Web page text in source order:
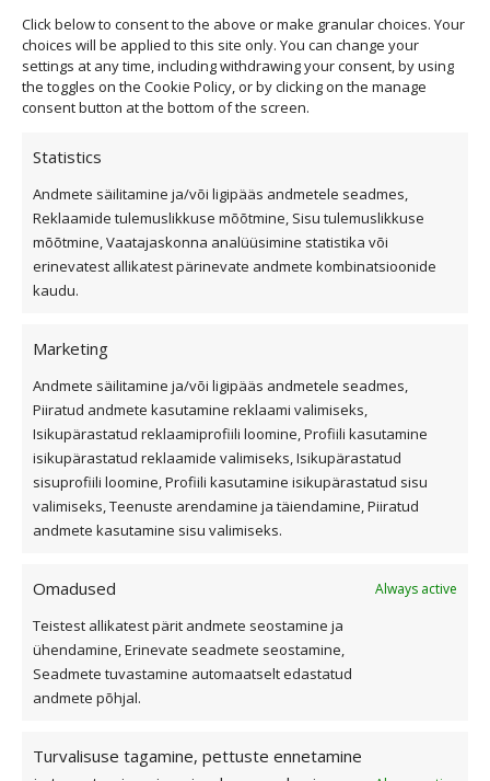
Click below to consent to the above or make granular choices. Your
choices will be applied to this site only. You can change your
settings at any time, including withdrawing your consent, by using
the toggles on the Cookie Policy, or by clicking on the manage
consent button at the bottom of the screen.
Statistics
Andmete säilitamine ja/või ligipääs andmetele seadmes,
Reklaamide tulemuslikkuse mõõtmine, Sisu tulemuslikkuse
mõõtmine, Vaatajaskonna analüüsimine statistika või
erinevatest allikatest pärinevate andmete kombinatsioonide
kaudu.
Marketing
Andmete säilitamine ja/või ligipääs andmetele seadmes,
Piiratud andmete kasutamine reklaami valimiseks,
Isikupärastatud reklaamiprofiili loomine, Profiili kasutamine
isikupärastatud reklaamide valimiseks, Isikupärastatud
sisuprofiili loomine, Profiili kasutamine isikupärastatud sisu
valimiseks, Teenuste arendamine ja täiendamine, Piiratud
andmete kasutamine sisu valimiseks.
Omadused Always active
Teistest allikatest pärit andmete seostamine ja
ühendamine, Erinevate seadmete seostamine,
Seadmete tuvastamine automaatselt edastatud
andmete põhjal.
Turvalisuse tagamine, pettuste ennetamine
Privaatsuspoliitika
Küpsiste kasutamise tingimused
Üldtingimused
Viilkatus
Lamekatus
Fassaad ja fassaadiplaadid
Outlet
Interjöör
Katusekalkulaator
Edasimüüjad ja paigaldajad